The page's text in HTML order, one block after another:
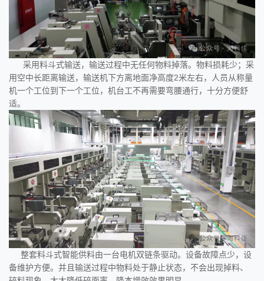
采用料斗式输送，输送过程中无任何物料掉落。物料损耗少；采
用空中长距离输送，输送机下方离地面净高度2米左右，人员从称量
机一个工位到下一个工位，机台工不再需要弯腰通行，十分方便舒
适。
整套料斗式智能供料由一台电机双链条驱动。设备故障点少，设
备维护方便。并且输送过程中物料处于静止状态，不会出现掉料、